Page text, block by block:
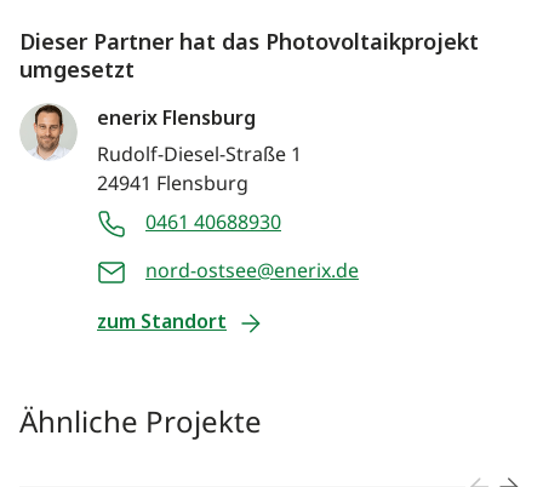
Dieser Partner hat das Photovoltaikprojekt
umgesetzt
enerix Flensburg
Rudolf-Diesel-Straße 1
24941 Flensburg
0461 40688930
nord-ostsee@enerix.de
zum Standort
Ähnliche Projekte